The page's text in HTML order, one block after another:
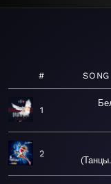
# SONG
1
2